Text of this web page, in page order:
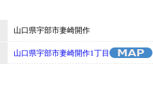
山口県宇部市妻崎開作
山口県宇部市妻崎開作1丁目